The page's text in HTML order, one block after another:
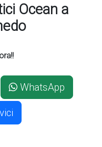
Ocean a
WhatsApp